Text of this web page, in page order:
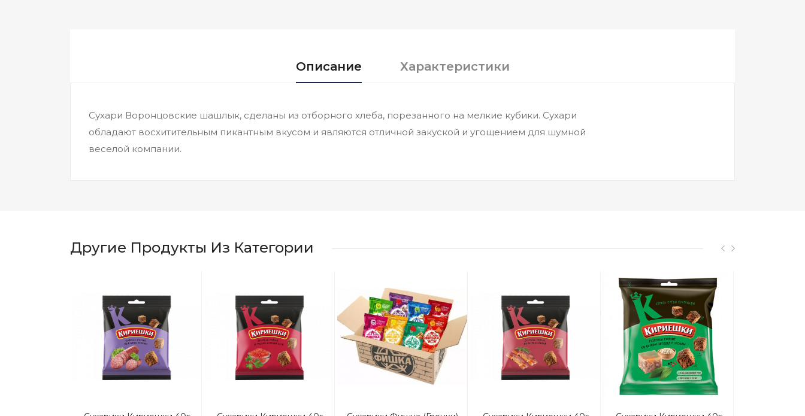
Описание Характеристики
Сухари Воронцовские шашлык, сделаны из отборного хлеба, порезанного на мелкие кубики. Сухари
обладают восхитительным пикантным вкусом и являются отличной закуской и угощением для шумной
веселой компании.
Другие Продукты Из Категории